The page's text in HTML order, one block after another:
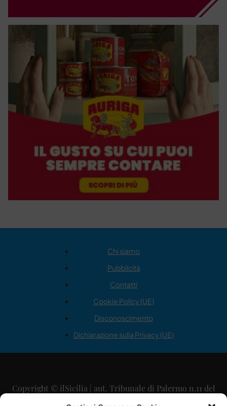
Chi siamo
Pubblicità
Contatti
Cookie Policy (UE)
Disconoscimento
Dichiarazione sulla Privacy (UE)
Copyright © ilSicilia | aut. Tribunale di Palermo n.11 del
29/09/2015